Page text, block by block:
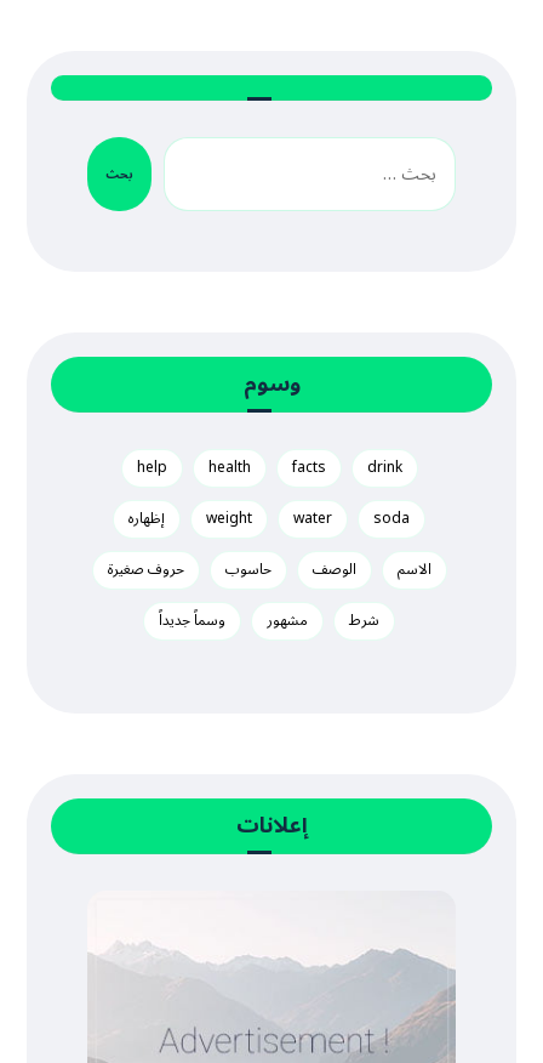
بحث
وسوم
drink
facts
health
help
soda
water
weight
إظهاره
الاسم
الوصف حاسوب
حروف صغيرة
شرط
مشهور وسماً جديداً
إعلانات